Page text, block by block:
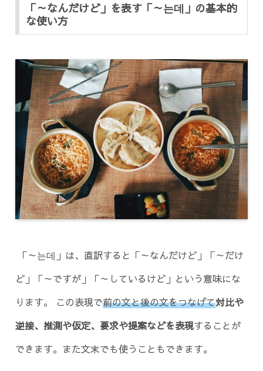
「～なんだけど」を表す「～는데」の基本的
な使い方
「～는데」は、直訳すると「～なんだけど」「～だけ
ど」「～ですが」「～しているけど」という意味にな
ります。 この表現で前の文と後の文をつなげて対比や
逆接、推測や仮定、要求や提案などを表現することが
できます。また文末でも使うこともできます。